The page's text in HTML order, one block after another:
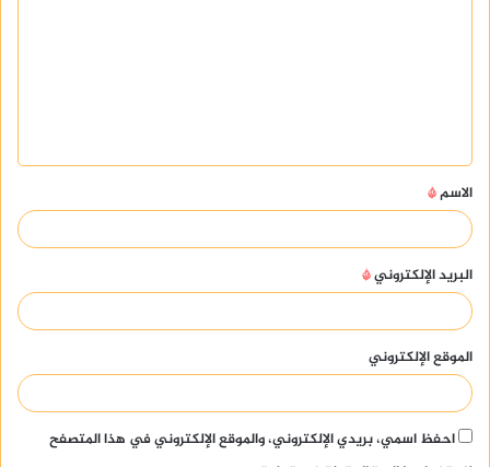
ق
*
الاسم*
البريد الإلكتروني*
الموقع الإلكتروني
احفظ اسمي، بريدي الإلكتروني، والموقع الإلكتروني في هذا المتصفح